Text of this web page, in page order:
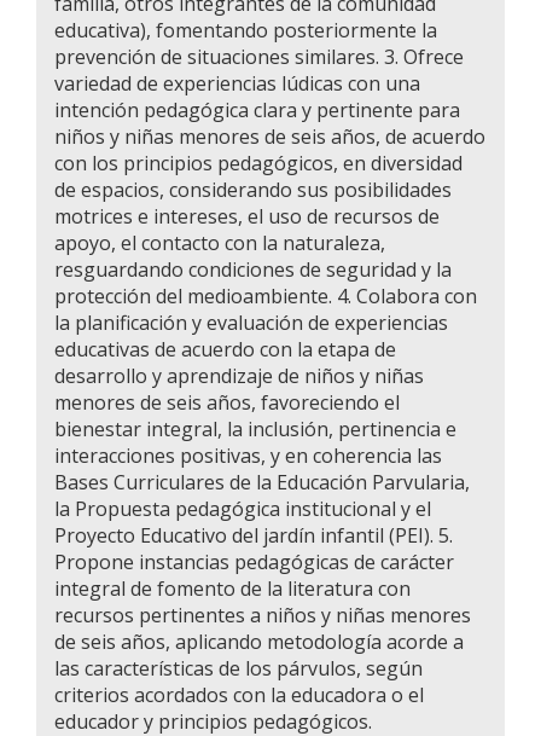
educativa), fomentando posteriormente la
prevención de situaciones similares. 3. Ofrece
variedad de experiencias lúdicas con una
intención pedagógica clara y pertinente para
niños y niñas menores de seis años, de acuerdo
con los principios pedagógicos, en diversidad
de espacios, considerando sus posibilidades
motrices e intereses, el uso de recursos de
apoyo, el contacto con la naturaleza,
resguardando condiciones de seguridad y la
protección del medioambiente. 4. Colabora con
la planificación y evaluación de experiencias
educativas de acuerdo con la etapa de
desarrollo y aprendizaje de niños y niñas
menores de seis años, favoreciendo el
bienestar integral, la inclusión, pertinencia e
interacciones positivas, y en coherencia las
Bases Curriculares de la Educación Parvularia,
la Propuesta pedagógica institucional y el
Proyecto Educativo del jardín infantil (PEI). 5.
Propone instancias pedagógicas de carácter
integral de fomento de la literatura con
recursos pertinentes a niños y niñas menores
de seis años, aplicando metodología acorde a
las características de los párvulos, según
criterios acordados con la educadora o el
educador y principios pedagógicos.